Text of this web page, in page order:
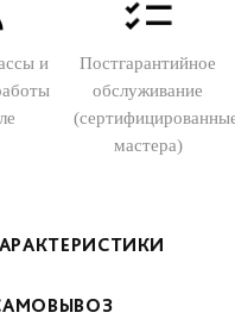
и
Постгарантийное
обслуживание
мастера)